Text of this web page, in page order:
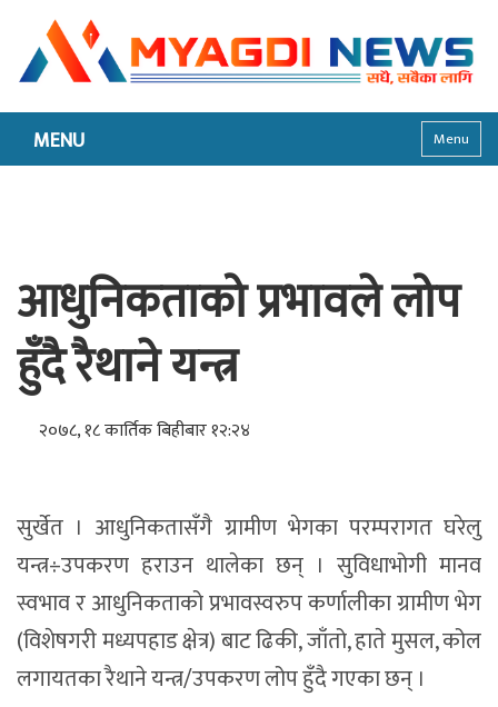
MENU Menu
आधुनिकताको प्रभावले लोप
हुँदै रैथाने यन्त्र
२०७८, १८ कार्तिक बिहीबार १२:२४
सुर्खेत । आधुनिकतासँगै ग्रामीण भेगका परम्परागत घरेलु
यन्त्र÷उपकरण हराउन थालेका छन् । सुविधाभोगी मानव
स्वभाव र आधुनिकताको प्रभावस्वरुप कर्णालीका ग्रामीण भेग
(विशेषगरी मध्यपहाड क्षेत्र) बाट ढिकी, जाँतो, हाते मुसल, कोल
लगायतका रैथाने यन्त्र/उपकरण लोप हुँदै गएका छन् ।